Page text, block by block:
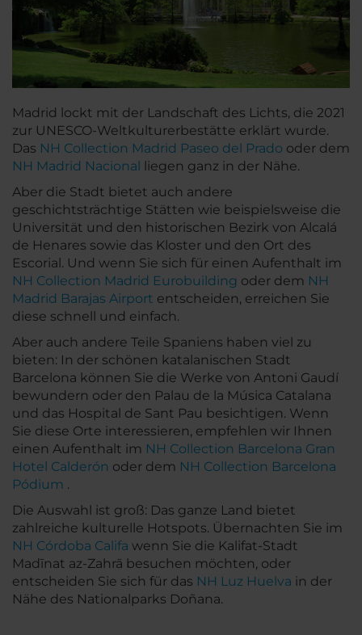
Madrid lockt mit der Landschaft des Lichts, die 2021
zur UNESCO-Weltkulturerbestätte erklärt wurde.
Das NH Collection Madrid Paseo del Prado oder dem
NH Madrid Nacional
liegen ganz in der Nähe.
Aber die Stadt bietet auch andere
geschichtsträchtige Stätten wie beispielsweise die
Universität und den historischen Bezirk von Alcalá
de Henares sowie das Kloster und den Ort des
Escorial. Und wenn Sie sich für einen Aufenthalt im
NH Collection Madrid Eurobuilding oder dem NH
Madrid Barajas Airport entscheiden, erreichen Sie
diese schnell und einfach.
Aber auch andere Teile Spaniens haben viel zu
bieten: In der schönen katalanischen Stadt
Barcelona können Sie die Werke von Antoni Gaudí
bewundern oder den Palau de la Música Catalana
und das Hospital de Sant Pau besichtigen. Wenn
Sie diese Orte interessieren, empfehlen wir Ihnen
einen Aufenthalt im NH Collection Barcelona Gran
Hotel Calderón oder dem NH Collection Barcelona
Pódium .
Die Auswahl ist groß: Das ganze Land bietet
zahlreiche kulturelle Hotspots. Übernachten Sie im
NH Córdoba Califa wenn Sie die Kalifat-Stadt
Madīnat az-Zahrā besuchen möchten, oder
entscheiden Sie sich für das NH Luz Huelva in der
Nähe des Nationalparks Doñana.